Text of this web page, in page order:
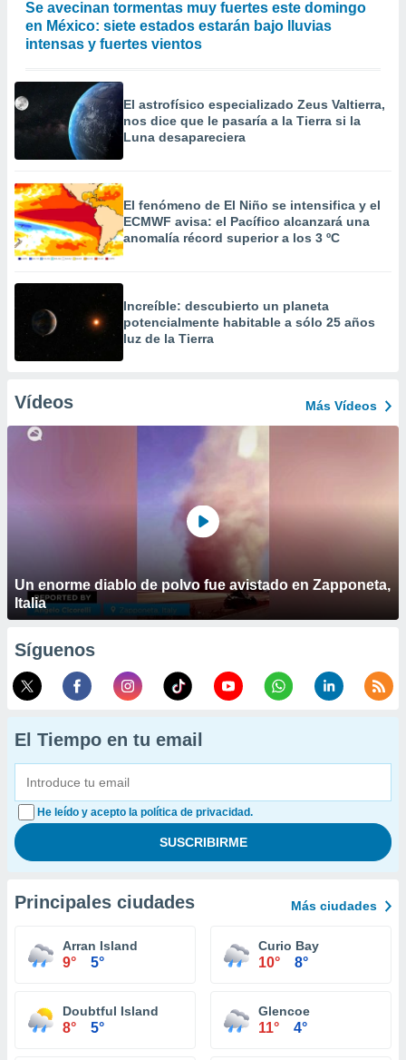
Se avecinan tormentas muy fuertes este domingo
en México: siete estados estarán bajo lluvias
intensas y fuertes vientos
El astrofísico especializado Zeus Valtierra,
nos dice que le pasaría a la Tierra si la
Luna desapareciera
El fenómeno de El Niño se intensifica y el
ECMWF avisa: el Pacífico alcanzará una
anomalía récord superior a los 3 ºC
Increíble: descubierto un planeta
potencialmente habitable a sólo 25 años
luz de la Tierra
Vídeos Más Vídeos
Un enorme diablo de polvo fue avistado en Zapponeta,
Italia
Síguenos
El Tiempo en tu email
He leído y acepto la política de privacidad.
Principales ciudades Más ciudades
Arran Island
9° 5°
Curio Bay
10° 8°
Doubtful Island
8° 5°
Glencoe
11° 4°